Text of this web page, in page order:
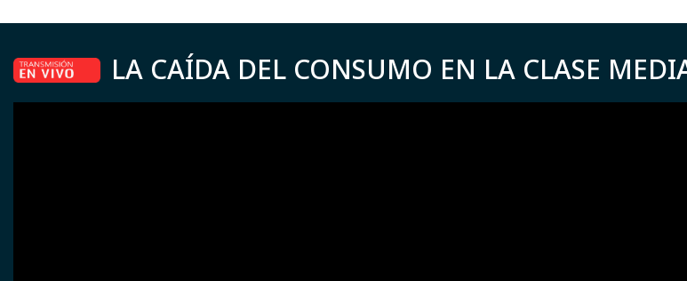
LA CAÍDA DEL CONSUMO EN LA CLASE